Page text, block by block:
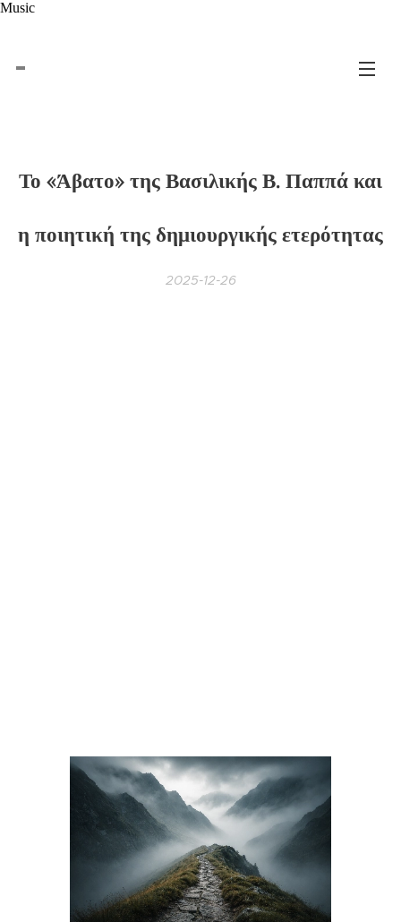
Music
Το «Άβατο» της Βασιλικής Β. Παππά και
η ποιητική της δημιουργικής ετερότητας
2025-12-26